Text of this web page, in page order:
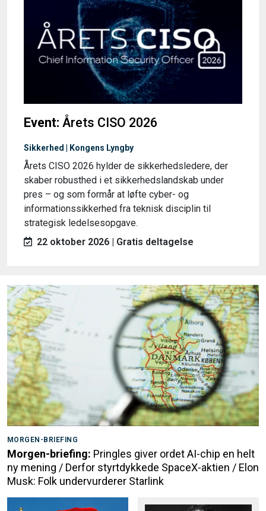
Event: Årets CISO 2026
Sikkerhed | Kongens Lyngby
Årets CISO 2026 hylder de sikkerhedsledere, der
skaber robusthed i et sikkerhedslandskab under
pres – og som formår at løfte cyber- og
informationssikkerhed fra teknisk disciplin til
strategisk ledelsesopgave.
22 oktober 2026 | Gratis deltagelse
MORGEN-BRIEFING
Morgen-briefing: Pringles giver ordet AI-chip en helt
ny mening / Derfor styrtdykkede SpaceX-aktien / Elon
Musk: Folk undervurderer Starlink